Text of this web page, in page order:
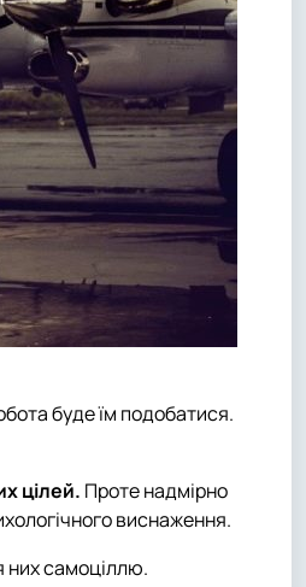
буде їм подобатися.
цілей. Проте надмірно
виснаження.
них самоціллю.